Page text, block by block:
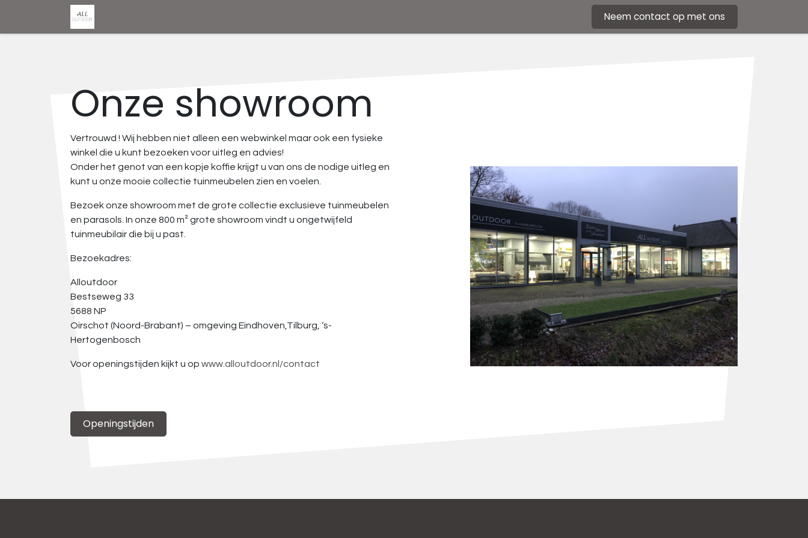
Neem contact op met ons
Onze showroom
Vertrouwd ! Wij hebben niet alleen een webwinkel maar ook een fysieke
winkel die u kunt bezoeken voor uitleg en advies!
Onder het genot van een kopje koffie krijgt u van ons de nodige uitleg en
kunt u onze mooie collectie tuinmeubelen zien en voelen.
Bezoek onze showroom met de grote collectie exclusieve tuinmeubelen
en parasols. In onze 800 m² grote showroom vindt u ongetwijfeld
tuinmeubilair die bij u past.
Bezoekadres:
Alloutdoor
Bestseweg 33
5688 NP
Oirschot (Noord-Brabant) – omgeving Eindhoven,Tilburg, ‘s-
Hertogenbosch
Voor openingstijden kijkt u op www.alloutdoor.nl/contact
Openingstijden